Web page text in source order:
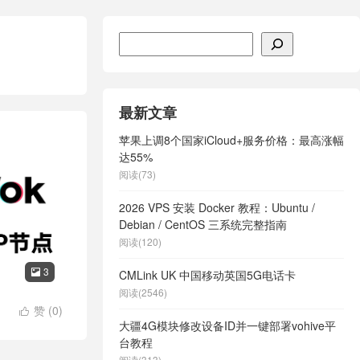
 3
 赞 (0)
最新文章
苹果上调8个国家iCloud+服务价格：最高涨幅
达55%
阅读(73)
2026 VPS 安装 Docker 教程：Ubuntu /
Debian / CentOS 三系统完整指南
阅读(120)
CMLink UK 中国移动英国5G电话卡
阅读(2546)
大疆4G模块修改设备ID并一键部署vohive平
台教程